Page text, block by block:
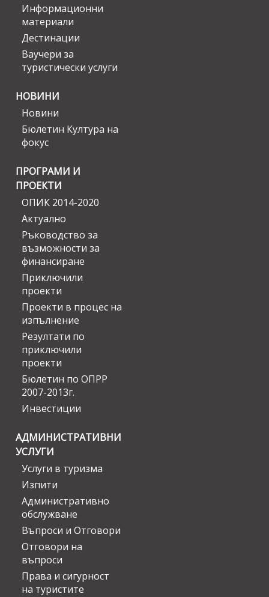
Информационни
материали
Дестинации
Ваучери за
туристически услуги
НОВИНИ
Новини
Бюлетин Култура на
фокус
ПРОГРАМИ И
ПРОЕКТИ
ОПИК 2014-2020
Актуално
Ръководство за
възможности за
финансиране
Приключили
проекти
Проекти в процес на
изпълнение
Резултати по
приключили
проекти
Бюлетин по ОПРР
2007-2013г.
Инвестиции
АДМИНИСТРАТИВНИ
УСЛУГИ
Услуги в туризма
Изпити
Административно
обслужване
Въпроси и Отговори
Отговори на
въпроси
Права и сигурност
на туристите